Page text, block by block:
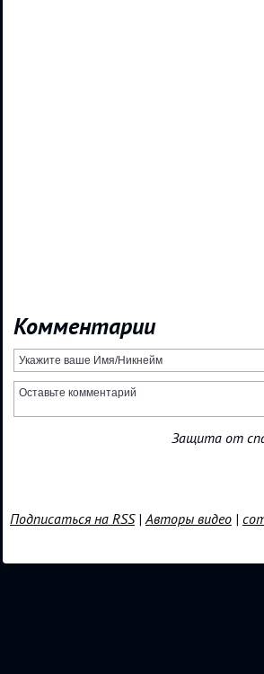
Комментарии
Защита от
Подписаться на RSS|Авторы видео |